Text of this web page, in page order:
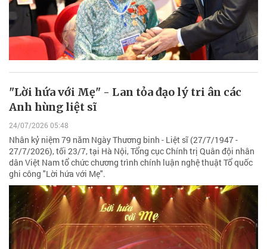
"Lời hứa với Mẹ" - Lan tỏa đạo lý tri ân các
Anh hùng liệt sĩ
24/07/2026 05:48
Nhân kỷ niệm 79 năm Ngày Thương binh - Liệt sĩ (27/7/1947 -
27/7/2026), tối 23/7, tại Hà Nội, Tổng cục Chính trị Quân đội nhân
dân Việt Nam tổ chức chương trình chính luận nghệ thuật Tổ quốc
ghi công "Lời hứa với Mẹ".